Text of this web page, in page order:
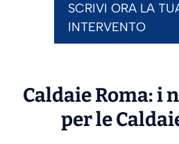
SCRIVI ORA LA
INTERVENTO
Caldaie Roma: i
per le